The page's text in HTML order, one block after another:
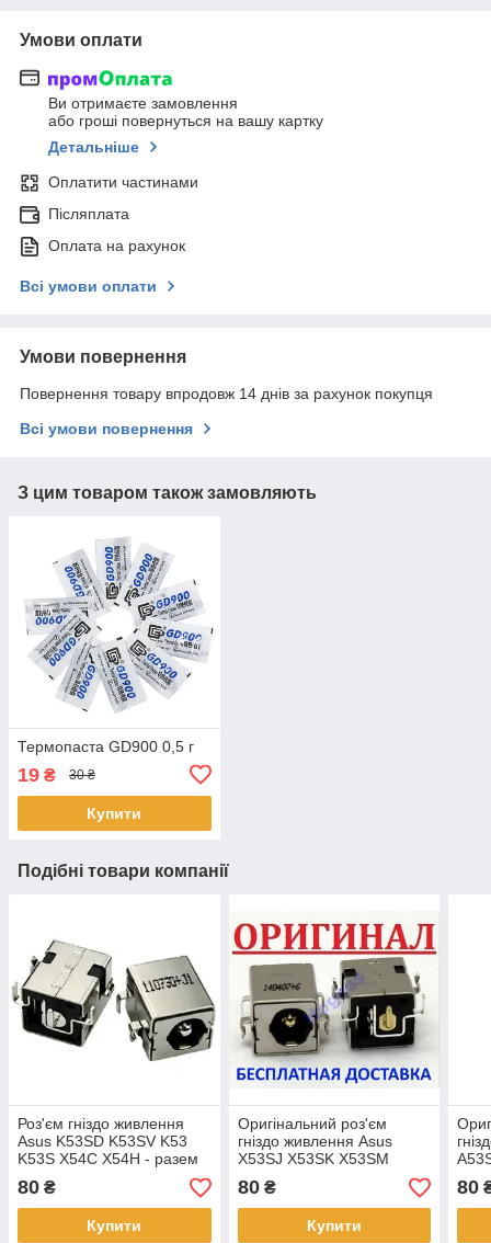
Умови оплати
Ви отримаєте замовлення
або гроші повернуться на вашу картку
Детальніше
Оплатити частинами
Післяплата
Оплата на рахунок
Всі умови оплати
Умови повернення
Повернення товару впродовж 14 днів за рахунок покупця
Всі умови повернення
З цим товаром також замовляють
Термопаста GD900 0,5 г
19 ₴ 30 ₴
Купити
Подібні товари компанії
Роз'єм гніздо живлення
Asus K53SD K53SV K53
K53S X54C X54H - разем
80 ₴
Купити
Оригінальний роз'єм
гніздо живлення Asus
X53SJ X53SK X53SM
X53SV X53S - разем
80₴
Купити
80